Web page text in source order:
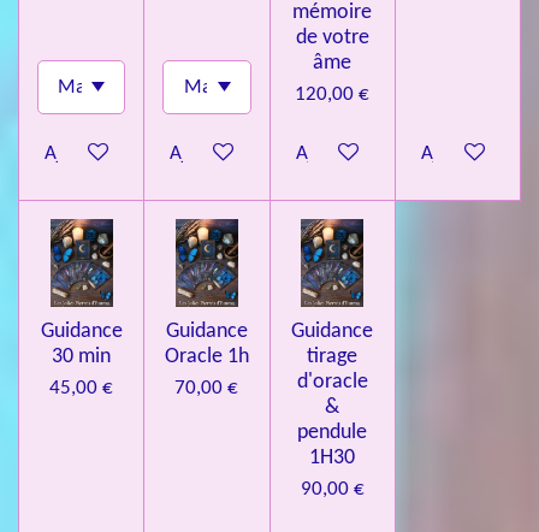
Ajouter au panierAjouter au panier
mémoire
de votre
âme
120,00 €
Ajouter au panierAjouter au
Guidance
30 min
45,00 €
Guidance
Oracle 1h
70,00 €
Guidance
tirage
d'oracle
&
pendule
1H30
90,00 €